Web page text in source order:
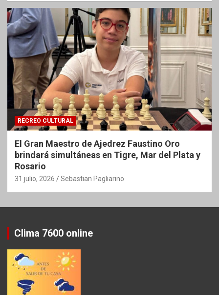
RECREO CULTURAL
El Gran Maestro de Ajedrez Faustino Oro
brindará simultáneas en Tigre, Mar del Plata y
Rosario
31 julio, 2026 Sebastian Pagliarino
Clima 7600 online